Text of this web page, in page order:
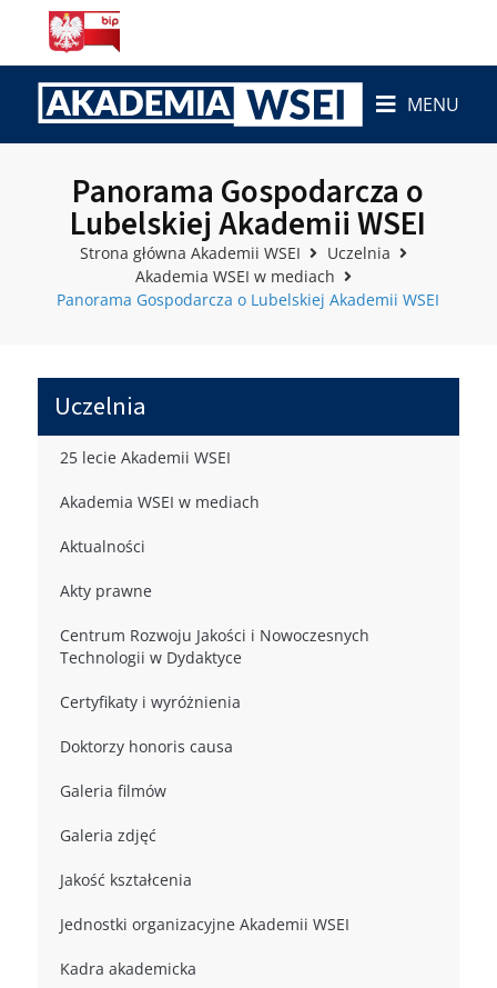
MENU
Panorama Gospodarcza o
Lubelskiej Akademii WSEI
Strona główna Akademii WSEI
Uczelnia
Akademia WSEI w mediach
Panorama Gospodarcza o Lubelskiej Akademii WSEI
Uczelnia
25 lecie Akademii WSEI
Akademia WSEI w mediach
Aktualności
Akty prawne
Centrum Rozwoju Jakości i Nowoczesnych
Technologii w Dydaktyce
Certyfikaty i wyróżnienia
Doktorzy honoris causa
Galeria filmów
Galeria zdjęć
Jakość kształcenia
Jednostki organizacyjne Akademii WSEI
Kadra akademicka